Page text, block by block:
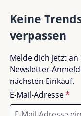
Fahrzeug, das
Materialien:
Produziert in
Dänemark
Keine
Erfahrungen
Keine
verpassen
Melde dich jetzt
Newsletter-
nächsten Einkauf.
E-Mail-Adresse*